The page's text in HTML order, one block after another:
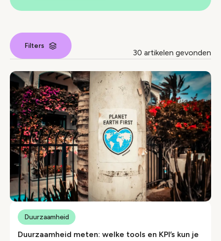
Filters
30 artikelen gevonden
Nieuws index
Duurzaamheid meten: welke tools en KPI’s kun je
Duurzaamheid